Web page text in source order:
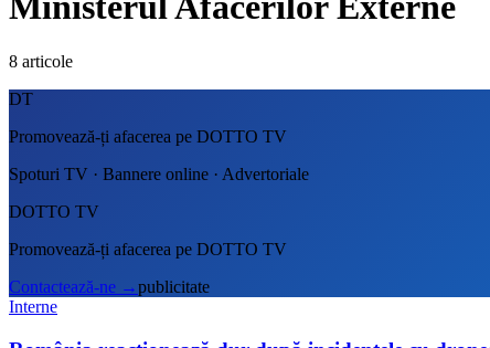
8 articole
DT
Promovează-ți afacerea pe DOTTO TV
Spoturi TV · Bannere online · Advertoriale
DOTTO TV
Promovează-ți afacerea pe DOTTO TV
Contactează-ne →publicitate
Interne